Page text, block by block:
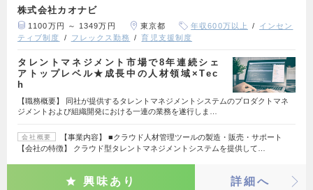
株式会社カオナビ
1100万円 ～ 1349万円 東京都 年収600万以上
インセン
ティブ制度
フレックス勤務 育児支援制度
タレントマネジメント市場で8年連続シェ
アトップレベル★成長中の人材領域×Tec
h
【職務概要】 同社が提供するタレントマネジメントシステムのプロダクトマネ
ジメントおよび組織開発における一連の業務を遂行しま…
会社概要
【事業内容】 ■クラウド人材管理ツールの製造・販売・サポート
【会社の特徴】 クラウド型タレントマネジメントシステムを提供して…
興味あり 詳細へ